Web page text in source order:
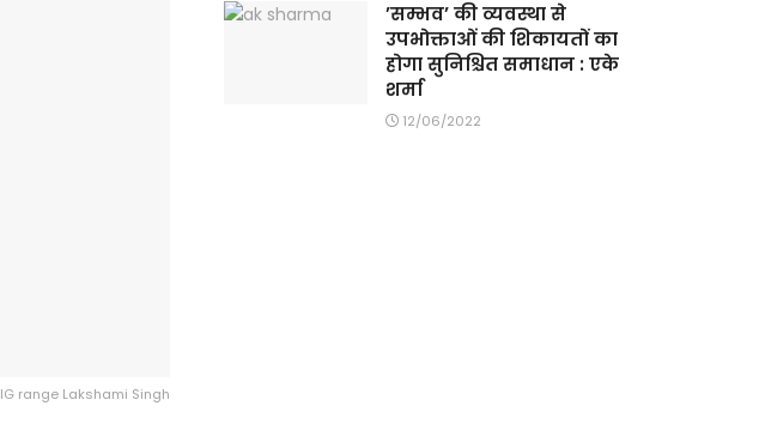
IG range Lakshami Singh
’सम्भव’ की व्यवस्था से
उपभोक्ताओं की शिकायतों का
होगा सुनिश्चित समाधान : एके
शर्मा
12/06/2022